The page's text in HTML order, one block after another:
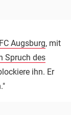
FC Augsburg, mit
Spruch des
ihn. Er